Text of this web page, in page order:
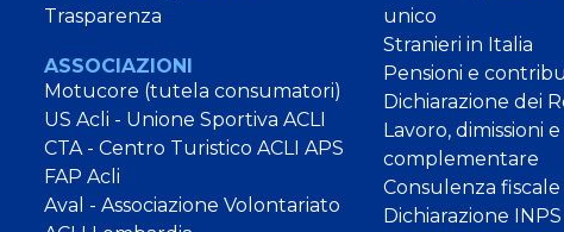
Trasparenza
ASSOCIAZIONI
Motucore (tutela consumatori)
US Acli - Unione Sportiva ACLI
CTA - Centro Turistico ACLI APS
FAP Acli
Aval - Associazione Volontariato
unico
Stranieri in Italia
Pensioni e
Dichiarazione dei
Lavoro, dimissioni
complementare
Consulenza fiscale
Dichiarazione INPS